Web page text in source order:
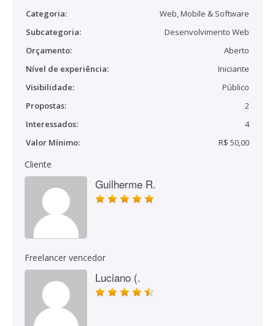
Categoria:
Web, Mobile & Software
Subcategoria:
Desenvolvimento Web
Orçamento:
Aberto
Nível de experiência:
Iniciante
Visibilidade:
Público
Propostas:
2
Interessados:
4
Valor Mínimo:
R$ 50,00
Cliente
Guilherme R.
Freelancer vencedor
Luciano (.